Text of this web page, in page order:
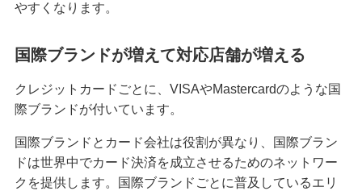
大学生もクレジットカードを申し込める！メリッ
注意点を解説
クレジットカードのリボ払いとは？仕組みやメリ
ット、注意点を分かりやすく解説
やすくなります。
国際ブランドが増えて対応店舗が増える
クレジットカードごとに、VISAやMastercardのような国
際ブランドが付いています。
国際ブランドとカード会社は役割が異なり、国際ブラン
ドは世界中でカード決済を成立させるためのネットワー
クを提供します。国際ブランドごとに普及しているエリ